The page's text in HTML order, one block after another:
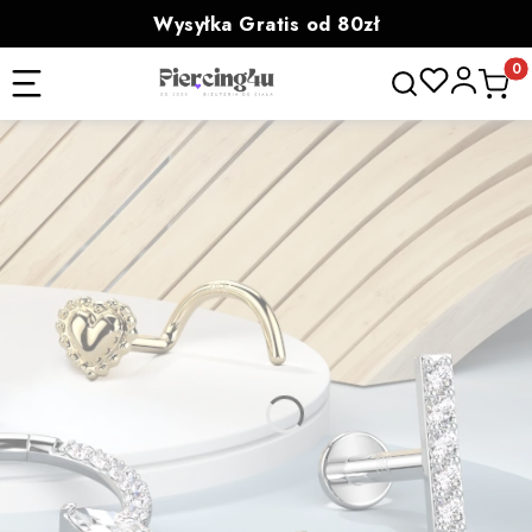
Wysyłka Gratis od 80zł
powyżej 100zł prezent
Otwórz